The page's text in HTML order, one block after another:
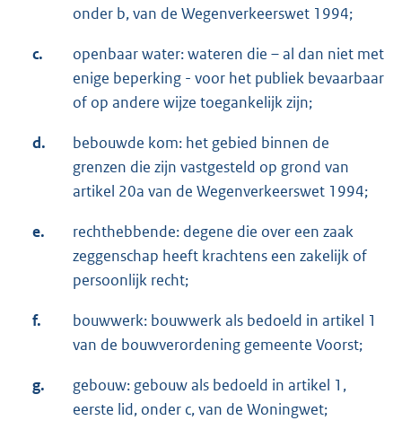
onder b, van de Wegenverkeerswet 1994;
c.
openbaar water: wateren die – al dan niet met
enige beperking - voor het publiek bevaarbaar
of op andere wijze toegankelijk zijn;
d.
bebouwde kom: het gebied binnen de
grenzen die zijn vastgesteld op grond van
artikel 20a van de Wegenverkeerswet 1994;
e.
rechthebbende: degene die over een zaak
zeggenschap heeft krachtens een zakelijk of
persoonlijk recht;
f.
bouwwerk: bouwwerk als bedoeld in artikel 1
van de bouwverordening gemeente Voorst;
g.
gebouw: gebouw als bedoeld in artikel 1,
eerste lid, onder c, van de Woningwet;